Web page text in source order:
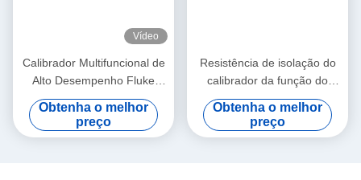
Vídeo
Calibrador Multifuncional de
Alto Desempenho Fluke
5522A com Ampla Cobertura
de Carga de Trabalho e
Design Transportável
Obtenha o melhor
preço
Resistência de isolação do
calibrador da função do
solha 5320A flexível multi
Obtenha o melhor
preço